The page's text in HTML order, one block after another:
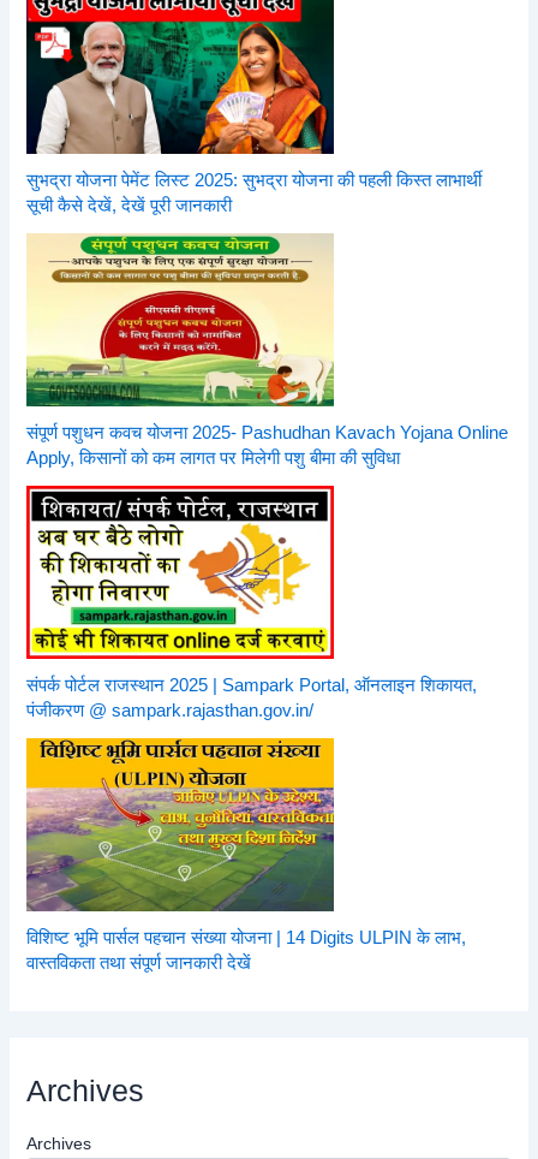
सुभद्रा योजना पेमेंट लिस्ट 2025: सुभद्रा योजना की पहली किस्त लाभार्थी
सूची कैसे देखें, देखें पूरी जानकारी
संपूर्ण पशुधन कवच योजना 2025- Pashudhan Kavach Yojana Online
Apply, किसानों को कम लागत पर मिलेगी पशु बीमा की सुविधा
संपर्क पोर्टल राजस्थान 2025 | Sampark Portal, ऑनलाइन शिकायत,
पंजीकरण @ sampark.rajasthan.gov.in/
विशिष्ट भूमि पार्सल पहचान संख्या योजना | 14 Digits ULPIN के लाभ,
वास्तविकता तथा संपूर्ण जानकारी देखें
Archives
Archives